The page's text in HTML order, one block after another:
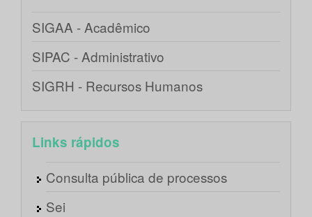
SIGAA - Acadêmico
SIPAC - Administrativo
SIGRH - Recursos Humanos
Links rápidos
Consulta pública de processos
Sei